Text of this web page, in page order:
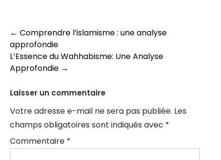
Navigation
des
articles
← Comprendre l’islamisme : une analyse
approfondie
L’Essence du Wahhabisme: Une Analyse
Approfondie →
Laisser un commentaire
Votre adresse e-mail ne sera pas publiée. Les
champs obligatoires sont indiqués avec *
Commentaire *